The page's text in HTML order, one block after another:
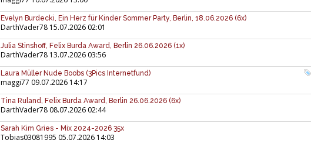
Evelyn Burdecki, Ein Herz für Kinder Sommer Party, Berlin, 18.06.2026 (6x)
DarthVader78 15.07.2026 02:01
Julia Stinshoff, Felix Burda Award, Berlin 26.06.2026 (1x)
DarthVader78 13.07.2026 03:56
Laura Müller Nude Boobs (3Pics Internetfund)
maggi77 09.07.2026 14:17
Tina Ruland, Felix Burda Award, Berlin 26.06.2026 (6x)
DarthVader78 08.07.2026 02:44
Sarah Kim Gries - Mix 2024-2026 35x
Tobias03081995 05.07.2026 14:03